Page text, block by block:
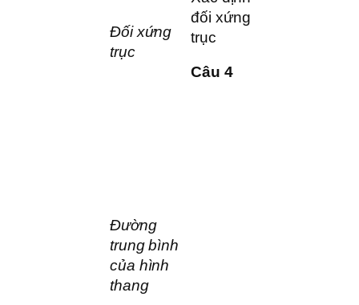
Đối xứng
trục
đối xứng
trục
Câu 4
Đường
trung bình
của hình
thang